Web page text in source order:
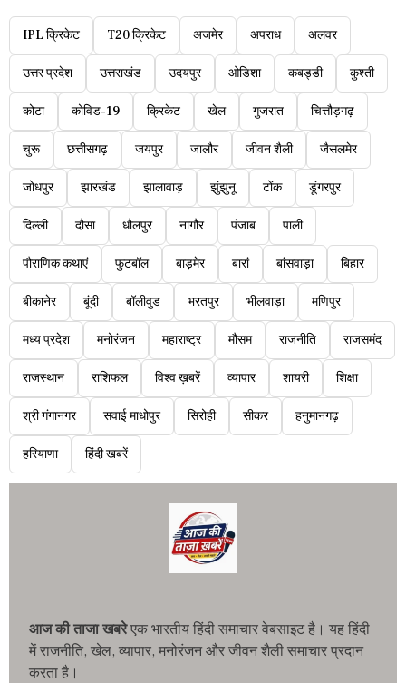
IPL क्रिकेट T20 क्रिकेट अजमेर अपराध अलवर
उत्तर प्रदेश उत्तराखंड उदयपुर ओडिशा कबड्डी कुश्ती
कोटा कोविड-19 क्रिकेट खेल गुजरात चित्तौड़गढ़
चुरू छत्तीसगढ़ जयपुर जालौर जीवन शैली जैसलमेर
जोधपुर झारखंड झालावाड़ झुंझुनू टोंक डूंगरपुर
दिल्ली दौसा धौलपुर नागौर पंजाब पाली
पौराणिक कथाएं फुटबॉल बाड़मेर बारां बांसवाड़ा बिहार
बीकानेर बूंदी बॉलीवुड भरतपुर भीलवाड़ा मणिपुर
मध्य प्रदेश मनोरंजन महाराष्ट्र मौसम राजनीति राजसमंद
राजस्थान राशिफल विश्व ख़बरें व्यापार शायरी शिक्षा
श्री गंगानगर सवाई माधोपुर सिरोही सीकर हनुमानगढ़
हरियाणा हिंदी खबरें
आज की ताजा खबरेएक भारतीय हिंदी समाचार वेबसाइट है। यह हिंदी
में राजनीति, खेल, व्यापार, मनोरंजन और जीवन शैली समाचार प्रदान
करता है।